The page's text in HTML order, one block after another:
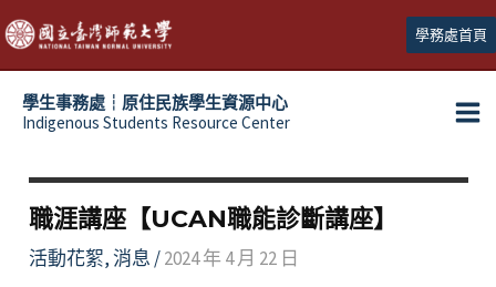
跳
至
主
學務處首頁
學生事務處┆原住民族學生資源中心
Indigenous Students Resource Center
職涯講座【UCAN職能診斷講座】
活動花絮,消息 /2024 年 4 月 22 日